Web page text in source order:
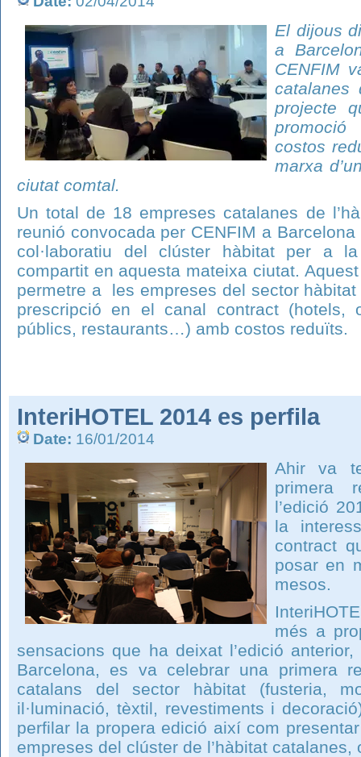
El dijous
a
CENFIM
catalanes
projecte
costos
marxa
ciutat comtal.
Un total de 18 empreses catalanes de
reunió convocada per CENFIM a
col·laboratiu del clúster hàbitat per a la
compartit en aquesta mateixa ciutat.
permetre a les empreses del sector
prescripció en el canal contract (hotels,
públics, restaurants…) amb costos reduïts.
InteriHOTEL 2014 es perfila
Date: 16/01/2014
Ahir va
primera
l’edició
la
contract
posar en
mesos.
més a
sensacions que ha deixat l’edició
Barcelona, es va celebrar una primera
catalans del sector hàbitat (fusteria,
il·luminació, tèxtil, revestiments i
perfilar la propera edició així com
empreses del clúster de l’hàbitat